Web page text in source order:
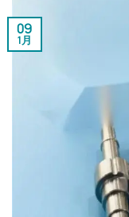
09
1月